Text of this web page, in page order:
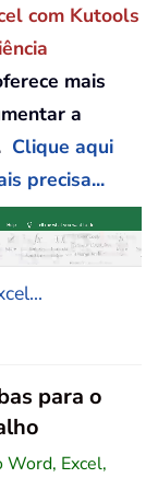
com Kutools
mais
a
Clique aqui
precisa...
para o
Word, Excel,